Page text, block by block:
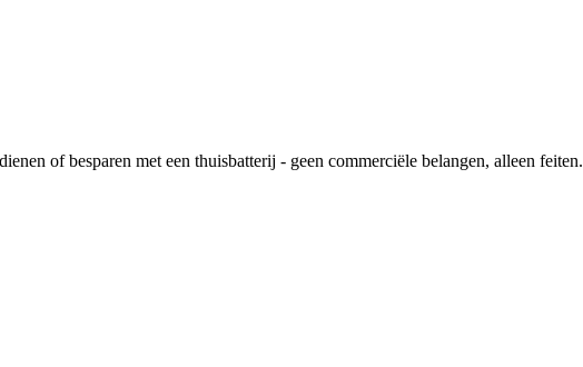
of besparen met een thuisbatterij - geen commerciële belangen, alleen feiten.